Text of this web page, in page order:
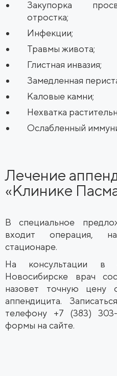
Закупорка
отростка;
Инфекции;
Травмы живота;
Глистная инвазия;
Замедленная
Каловые камни;
Нехватка
Ослабленный
Лечение
«Клинике
В специальное
входит операция,
стационаре.
На консультации в
Новосибирске врач
назовет точную цену
аппендицита.
телефону +7 (383)
формы на сайте.